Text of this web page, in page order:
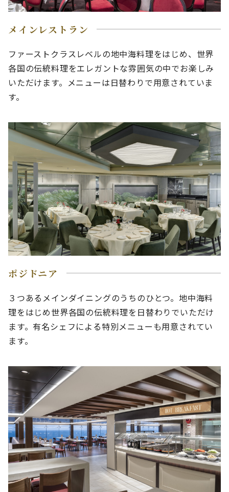
メインレストラン
ファーストクラスレベルの地中海料理をはじめ、世界
各国の伝統料理をエレガントな雰囲気の中でお楽しみ
いただけます。メニューは日替わりで用意されていま
す。
ポジドニア
３つあるメインダイニングのうちのひとつ。地中海料
理をはじめ世界各国の伝統料理を日替わりでいただけ
ます。有名シェフによる特別メニューも用意されてい
ます。